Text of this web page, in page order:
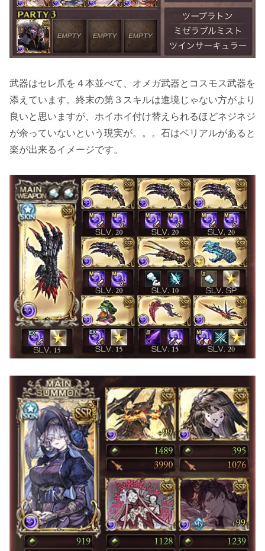
武器はセレ爪を４本並べて、オメガ武器とコスモス武器を
添えています。終末の第３スキルは進境じゃない方がより
良いと思いますが、ホイホイ付け替えられるほどネジネジ
が余っていないという現実が。。。石はベリアルがあると
楽が出来るイメージです。